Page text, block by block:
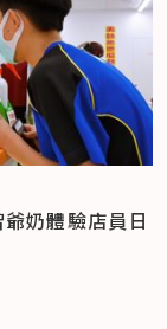
奶體驗店員日